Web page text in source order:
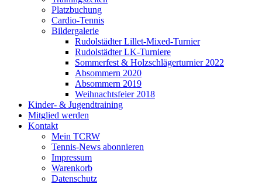
Platzbuchung
Cardio-Tennis
Bildergalerie
Rudolstädter Lillet-Mixed-Turnier
Rudolstädter LK-Turniere
Sommerfest & Holzschlägerturnier 2022
Absommern 2020
Absommern 2019
Weihnachtsfeier 2018
Kinder- & Jugendtraining
Mitglied werden
Kontakt
Mein TCRW
Tennis-News abonnieren
Impressum
Warenkorb
Datenschutz